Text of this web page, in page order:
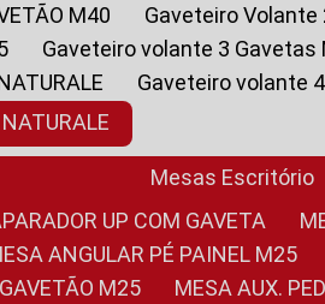
M40
Gaveteiro
Gaveteiro volante 3 Gavetas
Gaveteiro volante
Mesas Escritório
APARADOR UP COM GAVETA
MESA ANGULAR PÉ PAINEL M25
GAVETÃO M25
MESA AUX.